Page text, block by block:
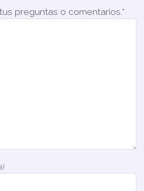
preguntas o comentarios.*